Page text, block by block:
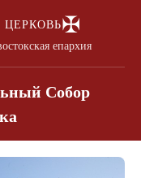
✠
епархия
Собор